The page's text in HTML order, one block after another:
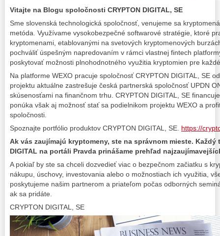
Vitajte na Blogu spoločnosti CRYPTON DIGITAL, SE
Sme slovenská technologická spoločnosť, venujeme sa
metóda. Využívame vysokobezpečné softwarové stratégie, ktoré
kryptomenami, etablovanými na svetových kryptomenových
pochváliť úspešným napredovaním v rámci vlastnej fintech
poskytovať možnosti plnohodnotného využitia kryptomien pre
Na platforme WEXO pracuje spoločnosť CRYPTON DIGITAL, SE
projektu aktuálne zastrešuje česká partnerská spoločnosť UPDN
skúsenosťami na finančnom trhu. CRYPTON DIGITAL, SE
ponúka však aj možnosť stať sa podielnikom projektu WEXO a
spoločnosti.
Spoznajte portfólio produktov CRYPTON DIGITAL, SE. https://
Ak vás zaujímajú kryptomeny, ste na správnom mieste. Každý
DIGITAL na portáli Pravda prinášame prehľad
A pokiaľ by ste sa chceli dozvedieť viac o bezpečnom začiatku s
nákupu, úschovy, investovania alebo o možnostiach ich využitia,
poskytujeme našim partnerom a priateľom počas odborných
ak sa pridáte.
CRYPTON DIGITAL, SE